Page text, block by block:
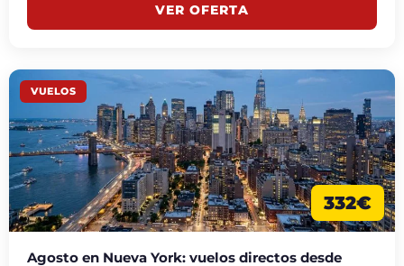
VER OFERTA
VUELOS
332€
Agosto en Nueva York: vuelos directos desde